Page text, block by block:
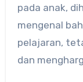
pada anak,
mengenal
pelajaran,
dan